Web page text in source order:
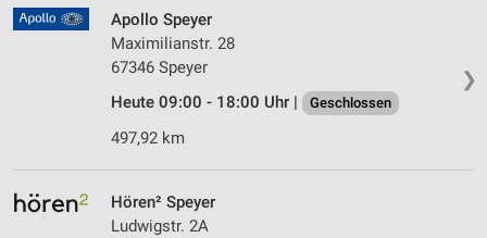
❯
Apollo Speyer
Maximilianstr. 28
67346 Speyer
Heute 09:00 - 18:00 Uhr |
Geschlossen
497,92 km
Hören² Speyer
Ludwigstr. 2A